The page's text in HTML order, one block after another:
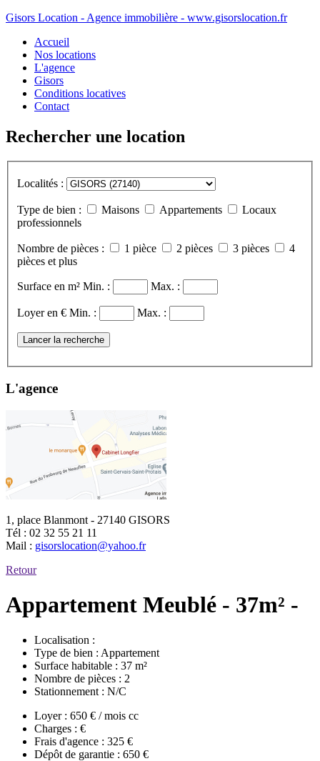
Gisors Location - Agence immobilière - www.gisorslocation.fr
Accueil
Nos locations
L'agence
Gisors
Conditions locatives
Contact
Rechercher une location
Localités :
Type de bien : Maisons Appartements
Locaux
professionnels
Nombre de pièces : 1 pièce 2 pièces 3 pièces
4
pièces et plus
Surface en m² Min. : Max. :
Loyer en € Min. : Max. :
Lancer la recherche
L'agence
1, place Blanmont - 27140 GISORS
Tél : 02 32 55 21 11
Mail : gisorslocation@yahoo.fr
Retour
Appartement Meublé - 37m² -
Localisation :
Type de bien : Appartement
Surface habitable : 37 m²
Nombre de pièces : 2
Stationnement : N/C
Loyer : 650 € / mois cc
Charges : €
Frais d'agence : 325 €
Dépôt de garantie : 650 €